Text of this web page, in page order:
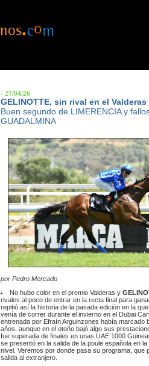
- 27/04/26
GELINOTTE, sin rival en el Valderas
Buen segundo de LIMERENCIA y
GUADALMINA
por Pedro Mercado
No hubo color en el premio Valderas y
rivales al poco de entrar en la recta final para
repitió así la historia de la pasada edición en la
venía de correr durante el invierno en el Dubai
entrenada por Efraín Arguinzones había marcado
años, aunque en el otoño bajó algo sus
fue superada de finales en unas UAE 1000
se presentó en la salida de la poule española en
nivel. Veremos por donde pasa su programa, que
salida al extranjero.